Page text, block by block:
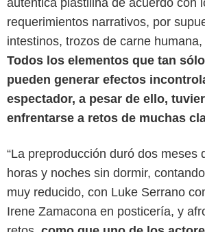
auténtica plastilina de acuerdo con
requerimientos narrativos, por
intestinos, trozos de carne
Todos los elementos que tan
pueden generar efectos
espectador, a pesar de ello,
enfrentarse a retos de muchas
“La preproducción duró dos meses
horas y noches sin dormir,
muy reducido, con Luke Serrano
Irene Zamacona en posticería, y